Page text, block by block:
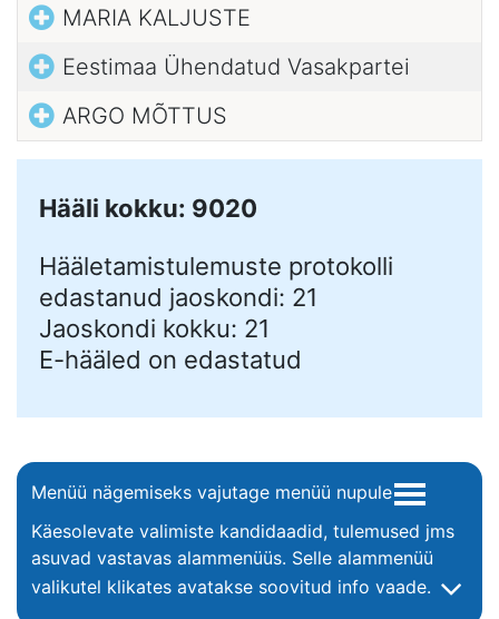
MARIA KALJUSTE
Eestimaa Ühendatud Vasakpartei
ARGO MÕTTUS
Hääli kokku: 9020
Hääletamistulemuste protokolli
edastanud jaoskondi: 21
Jaoskondi kokku: 21
E-hääled on edastatud
Menüü nägemiseks vajutage menüü nupule
Käesolevate valimiste kandidaadid, tulemused jms
asuvad vastavas alammenüüs. Selle alammenüü
valikutel klikates avatakse soovitud info vaade.